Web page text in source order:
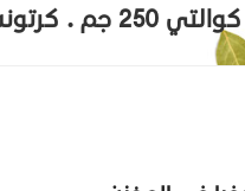
جم . كرتونه